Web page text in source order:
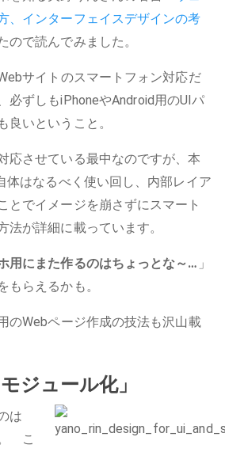
、インターフェイスデザインの考
ので読んでみました。
サイトのスマートフォン対応だ
ずしもiPhoneやAndroid用のUIパ
良いということ。
応させている最中なのですが、本
体はなるべく使い回し、内部レイア
とでイメージを崩さずにスマート
法が詳細に載っています。
用にまた作るのはちょっとな～… 」
もらえるかも。
のWebページ作成の技法も沢山載
ジュール化」
は
。 こ